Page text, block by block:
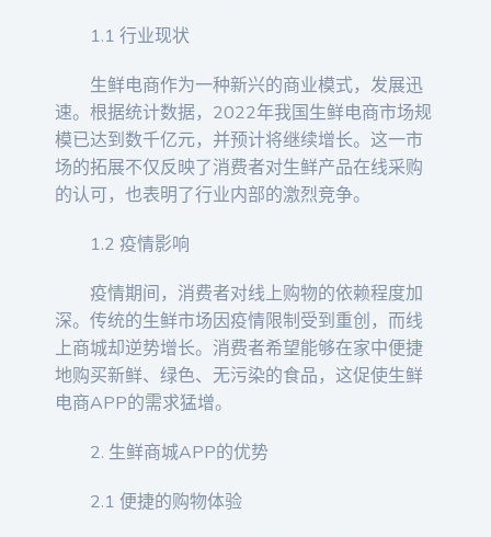
1.1 行业现状
生鲜电商作为一种新兴的商业模式，发展迅
速。根据统计数据，2022年我国生鲜电商市场规
模已达到数千亿元，并预计将继续增长。这一市
场的拓展不仅反映了消费者对生鲜产品在线采购
的认可，也表明了行业内部的激烈竞争。
1.2 疫情影响
疫情期间，消费者对线上购物的依赖程度加
深。传统的生鲜市场因疫情限制受到重创，而线
上商城却逆势增长。消费者希望能够在家中便捷
地购买新鲜、绿色、无污染的食品，这促使生鲜
电商APP的需求猛增。
2. 生鲜商城APP的优势
2.1 便捷的购物体验